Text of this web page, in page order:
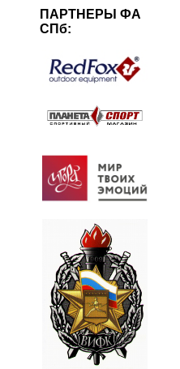
ПАРТНЕРЫ ФА
СПб: